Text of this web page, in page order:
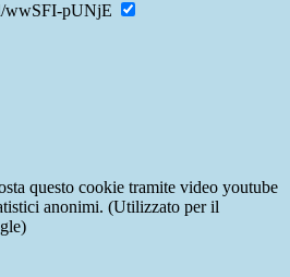
wwSFI-pUNjE
questo cookie tramite video youtube
anonimi. (Utilizzato per il